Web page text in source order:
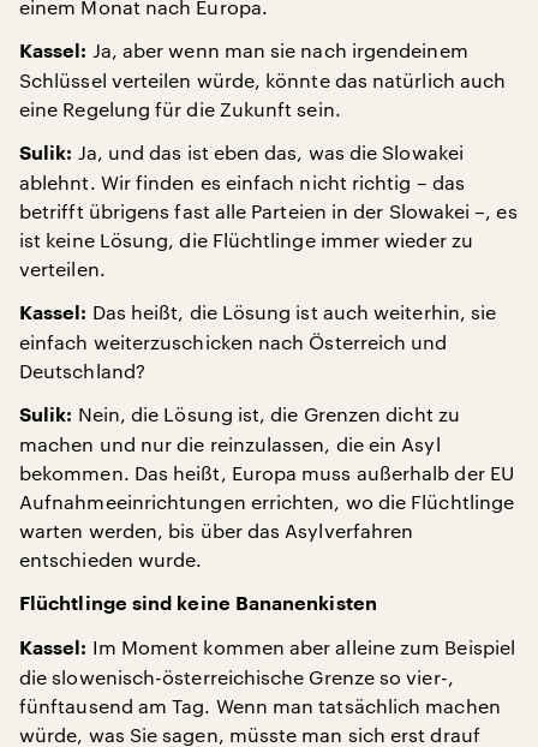
einem Monat nach Europa.
Kassel: Ja, aber wenn man sie nach irgendeinem
Schlüssel verteilen würde, könnte das natürlich auch
eine Regelung für die Zukunft sein.
Sulik: Ja, und das ist eben das, was die Slowakei
ablehnt. Wir finden es einfach nicht richtig – das
betrifft übrigens fast alle Parteien in der Slowakei –, es
ist keine Lösung, die Flüchtlinge immer wieder zu
verteilen.
Kassel: Das heißt, die Lösung ist auch weiterhin, sie
einfach weiterzuschicken nach Österreich und
Deutschland?
Sulik: Nein, die Lösung ist, die Grenzen dicht zu
machen und nur die reinzulassen, die ein Asyl
bekommen. Das heißt, Europa muss außerhalb der EU
Aufnahmeeinrichtungen errichten, wo die Flüchtlinge
warten werden, bis über das Asylverfahren
entschieden wurde.
Flüchtlinge sind keine Bananenkisten
Kassel: Im Moment kommen aber alleine zum Beispiel
die slowenisch-österreichische Grenze so vier-,
fünftausend am Tag. Wenn man tatsächlich machen
würde, was Sie sagen, müsste man sich erst drauf